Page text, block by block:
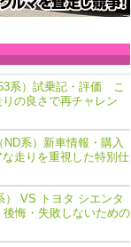
系）試乗記・評価 こ
の良さで再チャレン
系）新車情報・購入
走りを重視した特別仕
） VS トヨタ シエンタ
悔・失敗しないための